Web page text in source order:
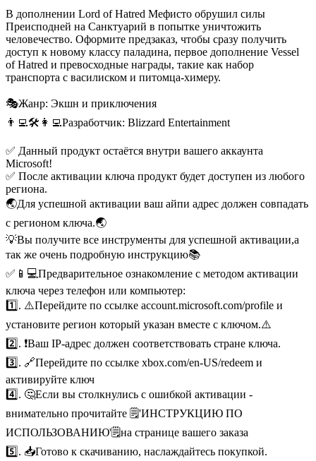
В дополнении Lord of Hatred Мефисто обрушил силы
Преисподней на Санктуарий в попытке уничтожить
человечество. Оформите предзаказ, чтобы сразу получить
доступ к новому классу паладина, первое дополнение Vessel
of Hatred и превосходные награды, такие как набор
транспорта с василиском и питомца-химеру.
🎭Жанр: Экшн и приключения
👨‍💻🛠️👩‍💻Разработчик: Blizzard Entertainment
✅ Данный продукт остаётся внутри вашего аккаунта
Microsoft!
✅ После активации ключа продукт будет доступен из любого
региона.
🌏Для успешной активации ваш айпи адрес должен совпадать
с регионом ключа.🌏
💡Вы получите все инструменты для успешной активации,а
так же очень подробную инструкцию📚
✅📱💻Предварительное ознакомление с методом активации
ключа через телефон или компьютер:
1️⃣. ⚠️Перейдите по ссылке account.microsoft.com/profile и
установите регион который указан вместе с ключом.⚠️
2️⃣. ❗Ваш IP-адрес должен соответствовать стране ключа.
3️⃣. 🔗Перейдите по ссылке xbox.com/en-US/redeem и
активируйте ключ
4️⃣. 🤔Если вы столкнулись с ошибкой активации -
внимательно прочитайте 🗒️️'ИНСТРУКЦИЮ ПО
ИСПОЛЬЗОВАНИЮ'🗒️️на странице вашего заказа
5️⃣. 📥Готово к скачиванию, наслаждайтесь покупкой.